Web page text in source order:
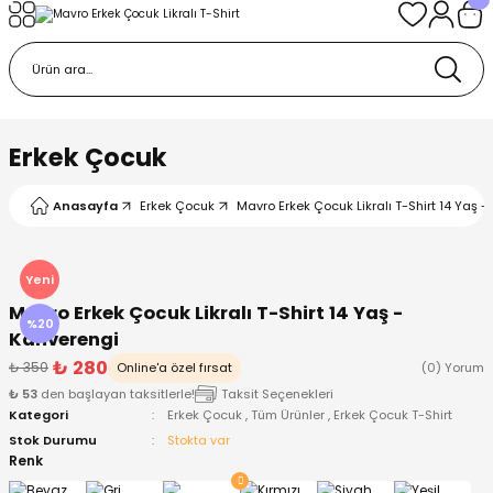
Erkek Çocuk
Anasayfa Erkek Çocuk Mavro Erkek Çocuk Likralı T-Shirt 14 Yaş
Yeni
%20
Mavro Erkek Çocuk Likralı T-Shirt 14 Yaş -
Kahverengi
₺ 350 ₺ 280 Online'a özel fırsat
(0) Yorum
₺ 53 den başlayan taksitlerle!
Taksit Seçenekleri
Kategori
Erkek Çocuk ,Tüm Ürünler , Erkek Çocuk T-Shirt
Stok Durumu
Stokta var
Renk
Giyim
Bere ve Eldiven
Body
Bere ve Eldiven
Body
ve Patik
Çıkışı ve Zıbın Seti
Ürünleri